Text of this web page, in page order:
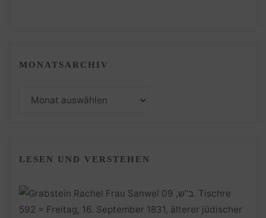
MONATSARCHIV
LESEN UND VERSTEHEN